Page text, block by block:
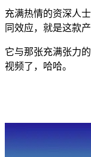
充满热情的资深人
同效应，就是这款产
它与那张充满张力
视频了，哈哈。